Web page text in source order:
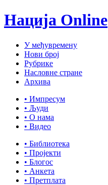
Нација Online
У међувремену
Нови број
Рубрике
Насловне стране
Архива
• Импресум
• Људи
• О нама
• Видео
• Библиотека
• Пројекти
• Блогос
• Анкета
• Претплата